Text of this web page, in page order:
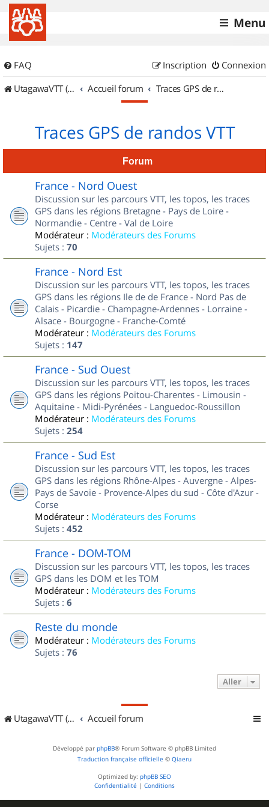
Menu
FAQ Connexion
Inscription
UtagawaVTT (Randos VTT et VTTAE avec traces GPS)
Accueil forum Traces GPS de randos VTT
Traces GPS de randos VTT
Forum
France - Nord Ouest
Discussion sur les parcours VTT, les topos, les traces
GPS dans les régions Bretagne - Pays de Loire -
Normandie - Centre - Val de Loire
Modérateur : Modérateurs des Forums
Sujets : 70
France - Nord Est
Discussion sur les parcours VTT, les topos, les traces
GPS dans les régions Ile de de France - Nord Pas de
Calais - Picardie - Champagne-Ardennes - Lorraine -
Alsace - Bourgogne - Franche-Comté
Modérateur : Modérateurs des Forums
Sujets : 147
France - Sud Ouest
Discussion sur les parcours VTT, les topos, les traces
GPS dans les régions Poitou-Charentes - Limousin -
Aquitaine - Midi-Pyrénées - Languedoc-Roussillon
Modérateur : Modérateurs des Forums
Sujets : 254
France - Sud Est
Discussion sur les parcours VTT, les topos, les traces
GPS dans les régions Rhône-Alpes - Auvergne - Alpes-
Pays de Savoie - Provence-Alpes du sud - Côte d'Azur -
Corse
Modérateur : Modérateurs des Forums
Sujets : 452
France - DOM-TOM
Discussion sur les parcours VTT, les topos, les traces
GPS dans les DOM et les TOM
Modérateur : Modérateurs des Forums
Sujets : 6
Reste du monde
Modérateur : Modérateurs des Forums
Sujets : 76
Aller
UtagawaVTT (Randos VTT et VTTAE avec traces GPS) Accueil forum
Développé par phpBB® Forum Software © phpBB Limited
Traduction française officielle © Qiaeru
Optimized by: phpBB SEO
Confidentialité | Conditions